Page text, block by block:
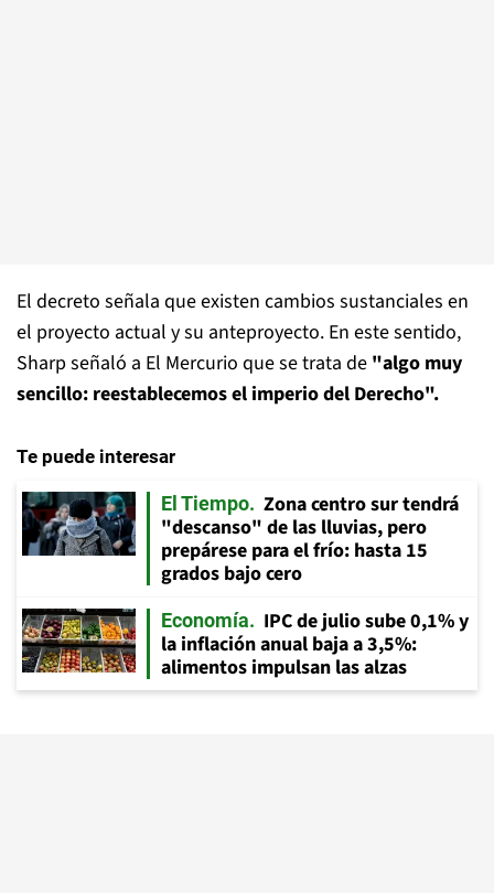
El decreto señala que existen cambios sustanciales en
el proyecto actual y su anteproyecto. En este sentido,
Sharp señaló a El Mercurio que se trata de "algo muy
sencillo: reestablecemos el imperio del Derecho".
Te puede interesar
El Tiempo
Zona centro sur tendrá
"descanso" de las lluvias, pero
prepárese para el frío: hasta 15
grados bajo cero
Economía
IPC de julio sube 0,1% y
la inflación anual baja a 3,5%:
alimentos impulsan las alzas